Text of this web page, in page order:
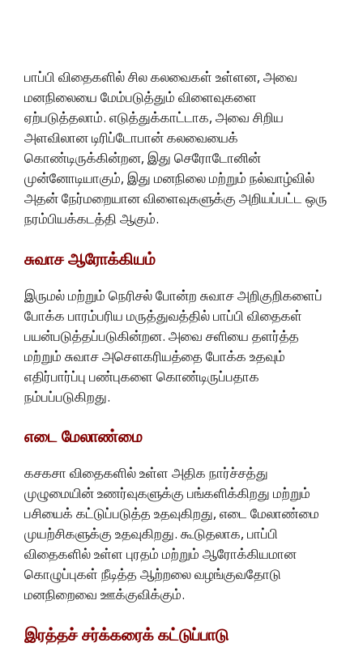
பாப்பி விதைகளில் சில கலவைகள் உள்ளன, அவை
மனநிலையை மேம்படுத்தும் விளைவுகளை
ஏற்படுத்தலாம். எடுத்துக்காட்டாக, அவை சிறிய
அளவிலான டிரிப்டோபான் கலவையைக்
கொண்டிருக்கின்றன, இது செரோடோனின்
முன்னோடியாகும், இது மனநிலை மற்றும் நல்வாழ்வில்
அதன் நேர்மறையான விளைவுகளுக்கு அறியப்பட்ட ஒரு
நரம்பியக்கடத்தி ஆகும்.
சுவாச ஆரோக்கியம்
இருமல் மற்றும் நெரிசல் போன்ற சுவாச அறிகுறிகளைப்
போக்க பாரம்பரிய மருத்துவத்தில் பாப்பி விதைகள்
பயன்படுத்தப்படுகின்றன. அவை சளியை தளர்த்த
மற்றும் சுவாச அசௌகரியத்தை போக்க உதவும்
எதிர்பார்ப்பு பண்புகளை கொண்டிருப்பதாக
நம்பப்படுகிறது.
எடை மேலாண்மை
கசகசா விதைகளில் உள்ள அதிக நார்ச்சத்து
முழுமையின் உணர்வுகளுக்கு பங்களிக்கிறது மற்றும்
பசியைக் கட்டுப்படுத்த உதவுகிறது, எடை மேலாண்மை
முயற்சிகளுக்கு உதவுகிறது. கூடுதலாக, பாப்பி
விதைகளில் உள்ள புரதம் மற்றும் ஆரோக்கியமான
கொழுப்புகள் நீடித்த ஆற்றலை வழங்குவதோடு
மனநிறைவை ஊக்குவிக்கும்.
இரத்தச் சர்க்கரைக் கட்டுப்பாடு